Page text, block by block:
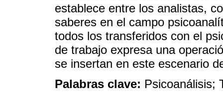
establece entre los analistas,
saberes en el campo
todos los transferidos con el
de trabajo expresa una
se insertan en este escenario
Palabras clave: Psicoanálisis;